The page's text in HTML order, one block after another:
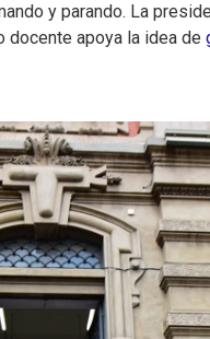
y parando. La
docente apoya la idea de